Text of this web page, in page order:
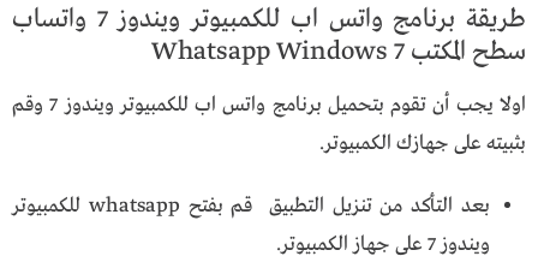
طريقة برنامج واتس اب للكمبيوتر ويندوز 7 واتساب
سطح المكتب Whatsapp Windows 7
اولا يجب أن تقوم بتحميل برنامج واتس اب للكمبيوتر ويندوز 7 وقم
بثبيته على جهازك الكمبيوتر.
بعد التأكد من تنزيل التطبيق قم بفتح whatsapp للكمبيوتر
ويندوز 7 على جهاز الكمبيوتر.